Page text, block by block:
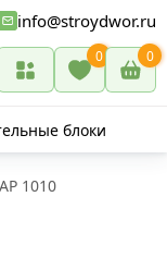
info@stroydwor.ru
0 0
блоки
1010